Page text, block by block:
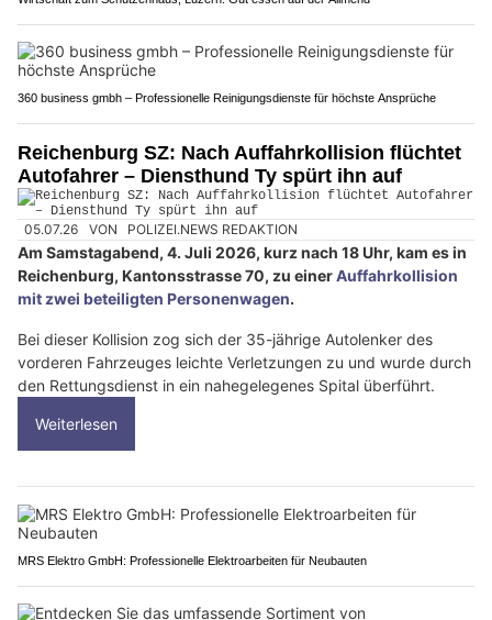
360 business gmbh – Professionelle Reinigungsdienste für höchste Ansprüche
Reichenburg SZ: Nach Auffahrkollision flüchtet
Autofahrer – Diensthund Ty spürt ihn auf
05.07.26 VON POLIZEI.NEWS REDAKTION
Am Samstagabend, 4. Juli 2026, kurz nach 18 Uhr, kam es in
Reichenburg, Kantonsstrasse 70, zu einerAuffahrkollision
mit zwei beteiligten Personenwagen.
Bei dieser Kollision zog sich der 35-jährige Autolenker des
vorderen Fahrzeuges leichte Verletzungen zu und wurde durch
den Rettungsdienst in ein nahegelegenes Spital überführt.
Weiterlesen
MRS Elektro GmbH: Professionelle Elektroarbeiten für Neubauten